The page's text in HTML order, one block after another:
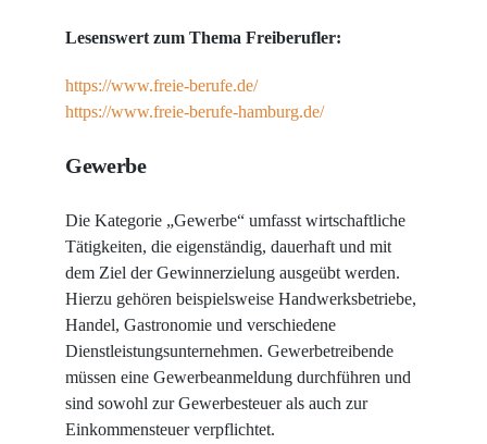
Lesenswert zum Thema Freiberufler:
https://www.freie-berufe.de/
https://www.freie-berufe-hamburg.de/
Gewerbe
Die Kategorie „Gewerbe“ umfasst wirtschaftliche
Tätigkeiten, die eigenständig, dauerhaft und mit
dem Ziel der Gewinnerzielung ausgeübt werden.
Hierzu gehören beispielsweise Handwerksbetriebe,
Handel, Gastronomie und verschiedene
Dienstleistungsunternehmen. Gewerbetreibende
müssen eine Gewerbeanmeldung durchführen und
sind sowohl zur Gewerbesteuer als auch zur
Einkommensteuer verpflichtet.